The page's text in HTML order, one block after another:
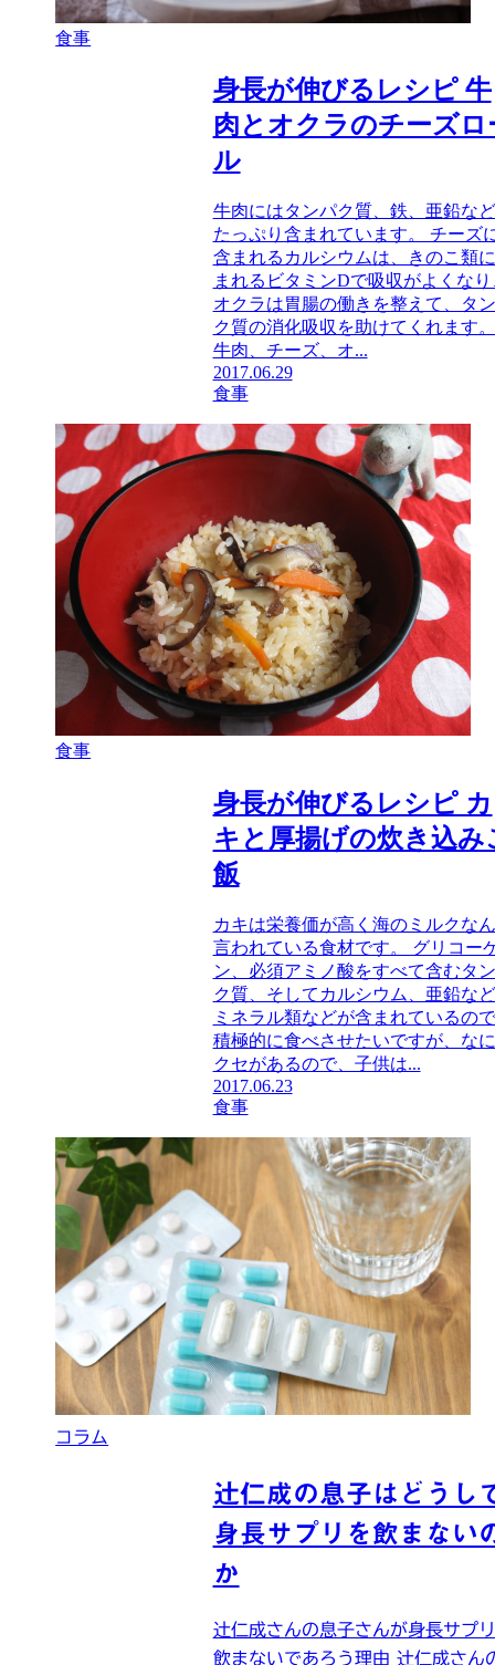
食事
身長が伸びるレシピ 牛
肉とオクラのチーズロ
ル
牛肉にはタンパク質、鉄、亜鉛な
たっぷり含まれています。 チーズ
含まれるカルシウムは、きのこ類
まれるビタミンDで吸収がよくなり
オクラは胃腸の働きを整えて、タ
ク質の消化吸収を助けてくれます。
牛肉、チーズ、オ...
2017.06.29
食事
食事
身長が伸びるレシピ カ
キと厚揚げの炊き込み
飯
カキは栄養価が高く海のミルクな
言われている食材です。 グリコー
ン、必須アミノ酸をすべて含むタ
ク質、そしてカルシウム、亜鉛な
ミネラル類などが含まれているの
積極的に食べさせたいですが、な
クセがあるので、子供は...
2017.06.23
食事
コラム
辻仁成の息子はどうし
身長サプリを飲まない
か
辻仁成さんの息子さんが身長サプ
飲まないであろう理由 辻仁成さん